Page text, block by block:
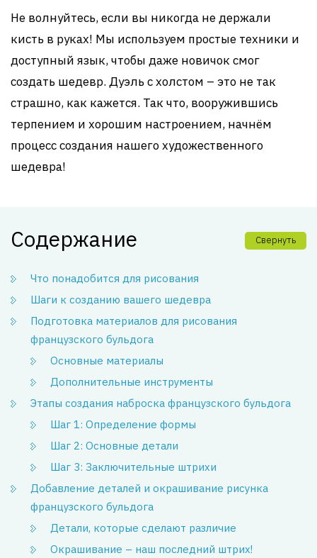
Не волнуйтесь, если вы никогда не держали
кисть в руках! Мы используем простые техники и
доступный язык, чтобы даже новичок смог
создать шедевр. Дуэль с холстом – это не так
страшно, как кажется. Так что, вооружившись
терпением и хорошим настроением, начнём
процесс создания нашего художественного
шедевра!
Содержание Свернуть
Что понадобится для рисования
Шаги к созданию вашего шедевра
Подготовка материалов для рисования
французского бульдога
Основные материалы
Дополнительные инструменты
Этапы создания наброска французского бульдога
Шаг 1: Определение формы
Шаг 2: Основные детали
Шаг 3: Заключительные штрихи
Добавление деталей и окрашивание рисунка
французского бульдога
Детали, которые сделают различие
Окрашивание – наш последний штрих!